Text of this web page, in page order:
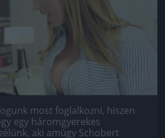
most foglalkozni, hiszen
egy háromgyerekes
aki amúgy Schobert